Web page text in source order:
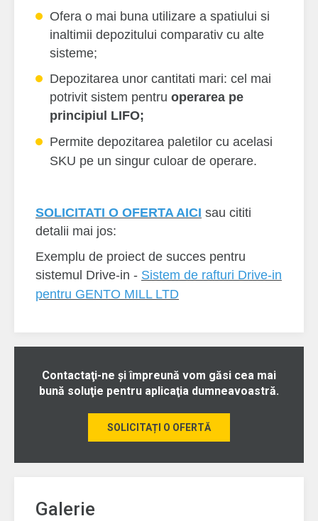
Ofera o mai buna utilizare a spatiului si
inaltimii depozitului comparativ cu alte
sisteme;
Depozitarea unor cantitati mari: cel mai
potrivit sistem pentru operarea pe
principiul LIFO;
Permite depozitarea paletilor cu acelasi
SKU pe un singur culoar de operare.
SOLICITATI O OFERTA AICI sau cititi
detalii mai jos:
Exemplu de proiect de succes pentru
sistemul Drive-in - Sistem de rafturi Drive-in
pentru GENTO MILL LTD
Contactaţi-ne şi împreună vom găsi cea mai
bună soluţie pentru aplicaţia dumneavoastră.
SOLICITAȚI O OFERTĂ
Galerie